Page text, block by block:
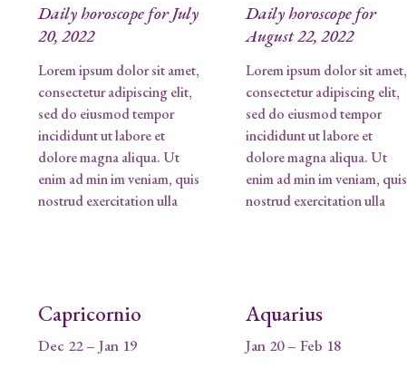
Daily horoscope for July
20, 2022
Lorem ipsum dolor sit amet,
consectetur adipiscing elit,
sed do eiusmod tempor
incididunt ut labore et
dolore magna aliqua. Ut
enim ad min im veniam, quis
nostrud exercitation ulla
Daily horoscope for
August 22, 2022
Lorem ipsum dolor sit amet,
consectetur adipiscing elit,
sed do eiusmod tempor
incididunt ut labore et
dolore magna aliqua. Ut
enim ad min im veniam, quis
nostrud exercitation ulla
Capricornio
Dec 22 – Jan 19
Aquarius
Jan 20 – Feb 18